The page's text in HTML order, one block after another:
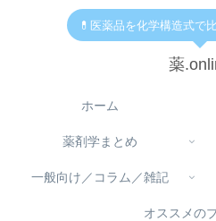
💊医薬品を化学構造式で
薬
ホーム
薬剤学まとめ
一般向け／コラム／雑記
オススメの